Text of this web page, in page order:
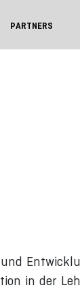
PARTNERS
in der